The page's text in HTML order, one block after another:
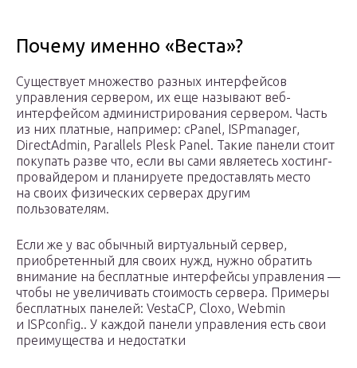
Почему именно «Веста»?
Существует множество разных интерфейсов
управления сервером, их еще называют веб-
интерфейсом администрирования сервером. Часть
из них платные, например: cPanel, ISPmanager,
DirectAdmin, Parallels Plesk Panel. Такие панели стоит
покупать разве что, если вы сами являетесь хостинг-
провайдером и планируете предоставлять место
на своих физических серверах другим
пользователям.
Если же у вас обычный виртуальный сервер,
приобретенный для своих нужд, нужно обратить
внимание на бесплатные интерфейсы управления —
чтобы не увеличивать стоимость сервера. Примеры
бесплатных панелей: VestaCP, Cloxo, Webmin
и ISPconfig.. У каждой панели управления есть свои
преимущества и недостатки